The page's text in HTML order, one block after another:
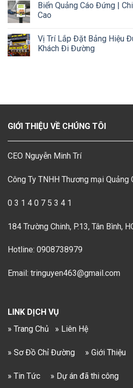
Biển Quảng Cáo Đứng |
Cao
Vị Trí Lắp Đặt Bảng Hiệu
Khách Đi Đường
GIỚI THIỆU VỀ CHÚNG TÔI
CEO Nguyễn Minh Trí
Công Ty TNHH Thương mại Quảng
0 3 1 4 0 7 5 3 4 1
184 Trường Chinh, P.13, Tân Bình,
Hotline: 0908738979
Email: tringuyen463@gmail.com
LINK DỊCH VỤ
» Trang Chủ
» Liên Hệ
» Sơ Đồ Chỉ Đường » Giới Thiệu
» Tin Tức » Dự án đã thi công